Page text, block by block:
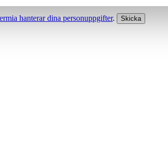
hanterar dina personuppgifter.